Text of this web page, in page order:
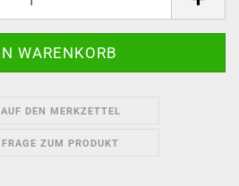
AUF DEN MERKZETTEL
FRAGE ZUM PRODUKT